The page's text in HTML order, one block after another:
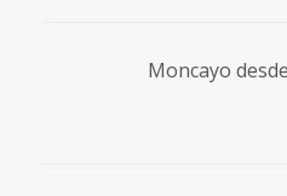
Moncayo